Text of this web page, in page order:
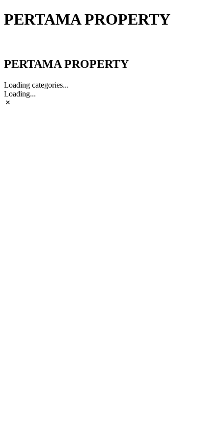
PERTAMA PROPERTY
PERTAMA PROPERTY
Loading categories...
Loading...